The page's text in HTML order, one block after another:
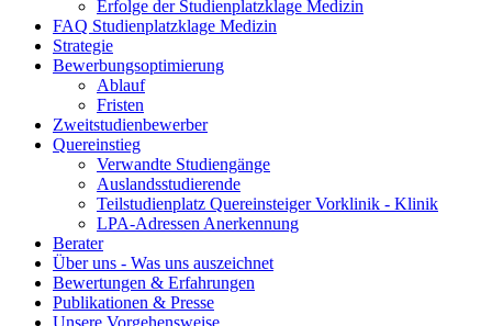
Erfolge der Studienplatzklage Medizin
FAQ Studienplatzklage Medizin
Strategie
Bewerbungsoptimierung
Ablauf
Fristen
Zweitstudienbewerber
Quereinstieg
Verwandte Studiengänge
Auslandsstudierende
Teilstudienplatz Quereinsteiger Vorklinik - Klinik
LPA-Adressen Anerkennung
Berater
Über uns - Was uns auszeichnet
Bewertungen & Erfahrungen
Publikationen & Presse
Unsere Vorgehensweise